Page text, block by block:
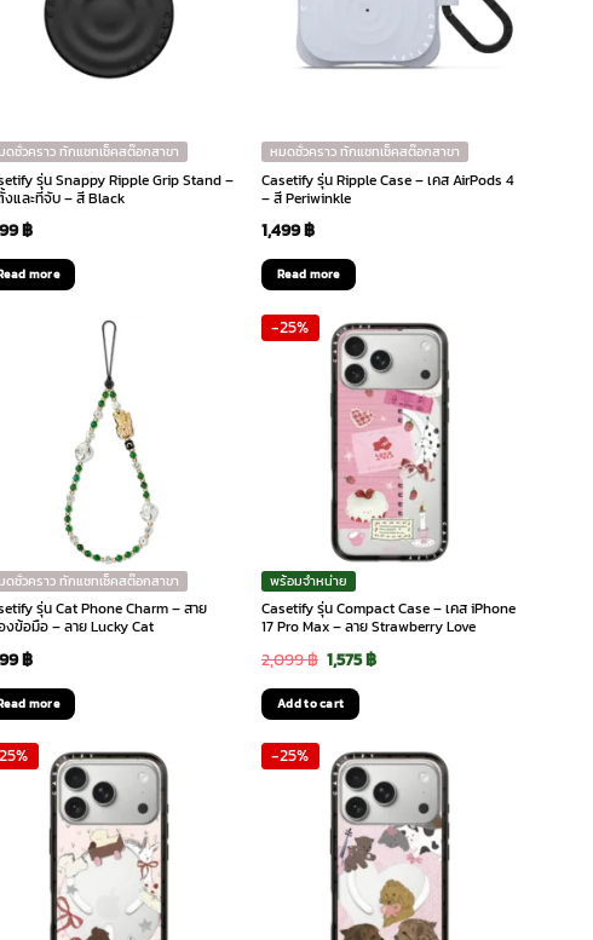
ดชั่วคราว ทักแชทเช็คสต๊อกสาขา
รุ่น Snappy Ripple Grip Stand –
งและที่จับ – สี Black
฿
more
หมดชั่วคราว ทักแชทเช็คสต๊อกสาขา
Casetify รุ่น Ripple Case – เคส AirPods 4
– สี Periwinkle
1,499฿
Read more
ดชั่วคราว ทักแชทเช็คสต๊อกสาขา
รุ่น Cat Phone Charm – สาย
งข้อมือ – ลาย Lucky Cat
฿
more
-25%
พร้อมจำหน่าย
Casetify รุ่น Compact Case – เคส iPhone
17 Pro Max – ลาย Strawberry Love
2,099฿ Original
price
was:
2,099 ฿.
1,575฿Current
1,575 ฿.
Add to cart
-25%